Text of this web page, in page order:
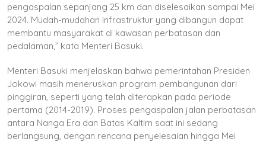
pengaspalan sepanjang 25 km dan diselesaikan sampai Mei
2024. Mudah-mudahan infrastruktur yang dibangun dapat
membantu masyarakat di kawasan perbatasan dan
pedalaman,” kata Menteri Basuki.
Menteri Basuki menjelaskan bahwa pemerintahan Presiden
Jokowi masih meneruskan program pembangunan dari
pinggiran, seperti yang telah diterapkan pada periode
pertama (2014-2019). Proses pengaspalan jalan perbatasan
antara Nanga Era dan Batas Kaltim saat ini sedang
berlangsung, dengan rencana penyelesaian hingga Mei